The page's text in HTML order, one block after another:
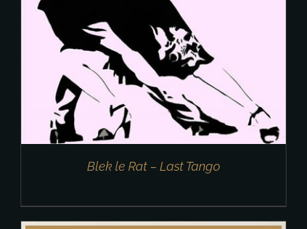
Blek le Rat – Last Tango